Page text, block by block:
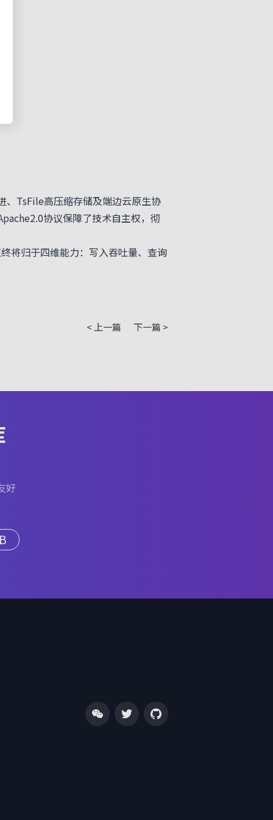
TsFile高压缩存储及端边云原生协
协议保障了技术自主权，彻
将归于四维能力：写入吞吐量、查询
< 上一篇 下一篇 >
好